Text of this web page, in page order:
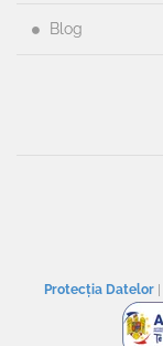
Blog
Protecția Datelor